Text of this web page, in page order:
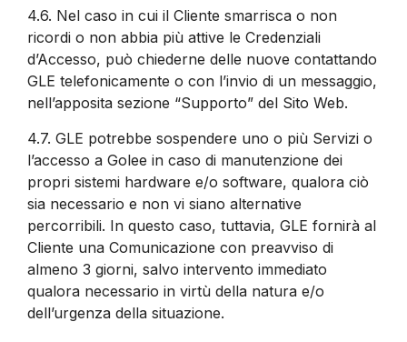
4.6. Nel caso in cui il Cliente smarrisca o non
ricordi o non abbia più attive le Credenziali
d’Accesso, può chiederne delle nuove contattando
GLE telefonicamente o con l’invio di un messaggio,
nell’apposita sezione “Supporto” del Sito Web.
4.7. GLE potrebbe sospendere uno o più Servizi o
l’accesso a Golee in caso di manutenzione dei
propri sistemi hardware e/o software, qualora ciò
sia necessario e non vi siano alternative
percorribili. In questo caso, tuttavia, GLE fornirà al
Cliente una Comunicazione con preavviso di
almeno 3 giorni, salvo intervento immediato
qualora necessario in virtù della natura e/o
dell’urgenza della situazione.